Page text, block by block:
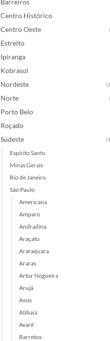
Barreiros
Centro Histórico
Centro Oeste
Estreito
Ipiranga
Kobrasol
Nordeste
Norte
Porto Belo
Roçado
Sudeste
Espírito Santo
Minas Gerais
Rio de Janeiro
São Paulo
Americana
Amparo
Andradina
Araçatu
Araraquara
Araras
Artur Nogueira
Arujá
Assis
Atibaia
Avaré
Barretos